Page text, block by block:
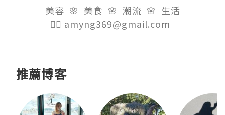
美容  🌸  美食  🌸  潮流  🌸  生活
👉🏻 amyng369@gmail.com
推薦博客